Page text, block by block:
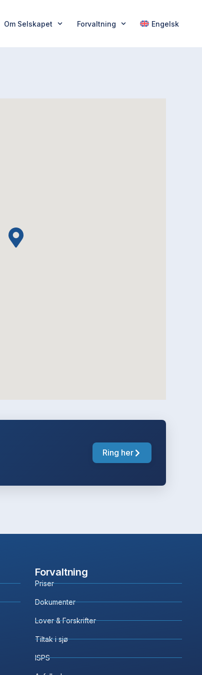
Om Selskapet Forvaltning Engelsk
Ring her
Forvaltning
Priser
Dokumenter
Lover & Forskrifter
Tiltak i sjø
ISPS